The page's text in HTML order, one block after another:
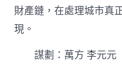
財產鏈，在處理城市真
現。
謀劃：萬方 李元元